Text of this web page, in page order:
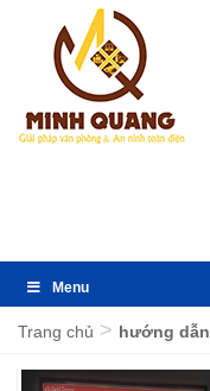
Menu
Trang chủ > hướng